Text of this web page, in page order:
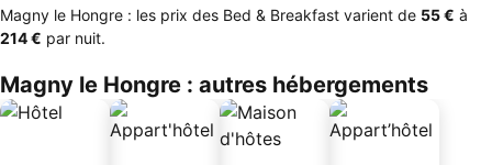
Magny le Hongre : les prix des Bed & Breakfast varient de ‎55 € à
‎214 € par nuit.
Magny le Hongre : autres hébergements